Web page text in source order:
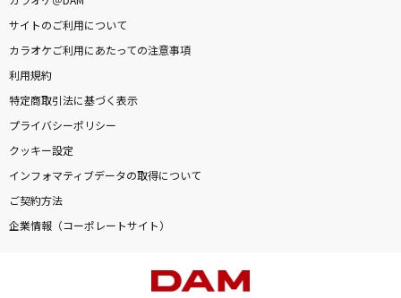
サイトのご利用について
カラオケご利用にあたっての注意事項
利用規約
特定商取引法に基づく表示
プライバシーポリシー
クッキー設定
インフォマティブデータの取得について
ご契約方法
企業情報（コーポレートサイト）